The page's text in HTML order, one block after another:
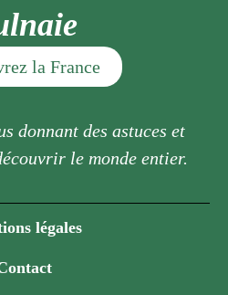
la France
donnant des astuces et
le monde entier.
légales